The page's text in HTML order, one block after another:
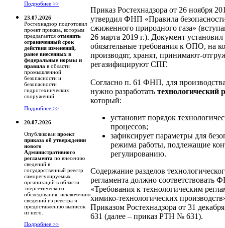
Подробнее >>
23.07.2026
Ростехнадзор подготовил
проект приказа, которым
предлагается отменить
ограниченный срок
действия изменений,
ранее внесенных в
федеральные нормы и
правила в области
промышленной
безопасности и
безопасности
гидротехнических
сооружений.
Подробнее >>
20.07.2026
Опубликован проект
приказа об утверждении
нового
Административного
регламента по внесению
сведений в
государственный реестр
саморегулируемых
организаций в области
энергетического
обследования, исключению
сведений из реестра и
предоставлению выписок
из него.
Подробнее >>
Приказ Ростехнадзора от 26 ноября
утвердил ФНП «Правила
сжиженного природного газа»
26 марта 2019 г.). Документ установил
обязательные требования к ОПО, на
производят, хранят, принимают-
регазифицируют СПГ.
Согласно п. 61 ФНП, для
нужно разработать технологический
который:
установит порядок
процессов;
зафиксирует параметры для
режима работы, подлежащие
регулированию.
Содержание разделов
регламента должно соответствовать
«Требования к технологическим
химико-технологических
Приказом Ростехнадзора от 31
631 (далее – приказ РТН № 631).